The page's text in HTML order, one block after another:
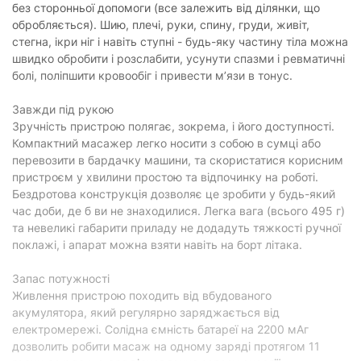
у комплекті:
4
Перелік насадок:
кулькова насадка, плоска насадка, U-
подібна насадка, насадка у формі кулі
Живлення
Джерело
живлення:
Час роботи від
акумулятора:
11 годин
Ємність
аккумулятору:
2200 мАг
Особливості
інтенсивності
масажу:
Фізичні характеристики
Колір:
сірий
без сторонньої допомоги (все залежить від ділянки, що
обробляється). Шию, плечі, руки, спину, груди, живіт,
стегна, ікри ніг і навіть ступні - будь-яку частину тіла можна
швидко обробити і розслабити, усунути спазми і ревматичні
болі, поліпшити кровообіг і привести м’язи в тонус.
Завжди під рукою
Зручність пристрою полягає, зокрема, і його доступності.
Компактний масажер легко носити з собою в сумці або
перевозити в бардачку машини, та скористатися корисним
пристроєм у хвилини простою та відпочинку на роботі.
Бездротова конструкція дозволяє це зробити у будь-який
час доби, де б ви не знаходилися. Легка вага (всього 495 г)
та невеликі габарити приладу не додадуть тяжкості ручної
поклажі, і апарат можна взяти навіть на борт літака.
Запас потужності
Живлення пристрою походить від вбудованого
акумулятора, який регулярно заряджається від
електромережі. Солідна ємність батареї на 2200 мАг
дозволить робити масаж на одному заряді протягом 11